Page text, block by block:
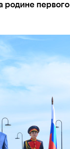
родине первого